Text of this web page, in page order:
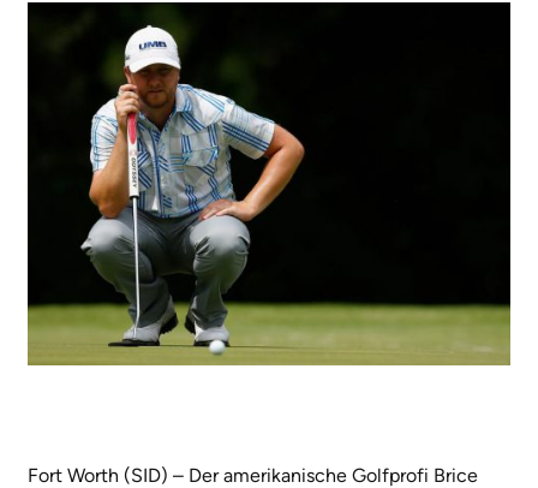
Fort Worth (SID) – Der amerikanische Golfprofi Brice